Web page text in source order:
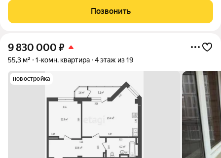
уникальную возможность купить не просто "однушку", а
просторное современное жилье
Позвонить
9 830 000 ₽
55,3 м² 1-комн. квартира 4 этаж из 19
новостройка